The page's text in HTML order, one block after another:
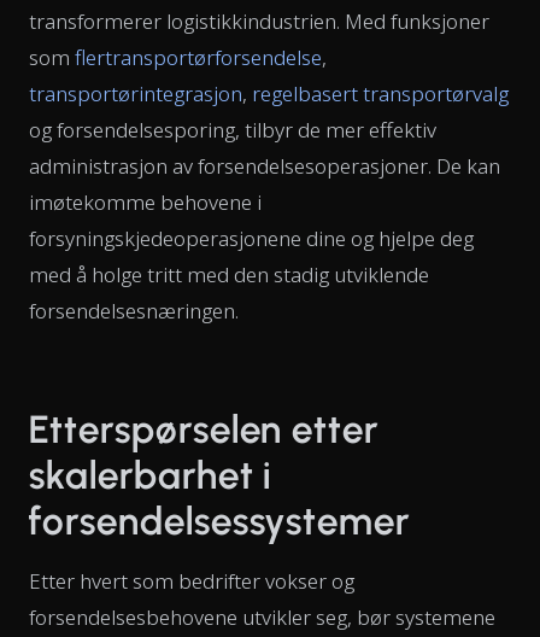
transformerer logistikkindustrien. Med funksjoner
som flertransportørforsendelse,
transportørintegrasjon, regelbasert transportørvalg
og forsendelsesporing, tilbyr de mer effektiv
administrasjon av forsendelsesoperasjoner. De kan
imøtekomme behovene i
forsyningskjedeoperasjonene dine og hjelpe deg
med å holge tritt med den stadig utviklende
forsendelsesnæringen.
Etterspørselen etter
skalerbarhet i
forsendelsessystemer
Etter hvert som bedrifter vokser og
forsendelsesbehovene utvikler seg, bør systemene